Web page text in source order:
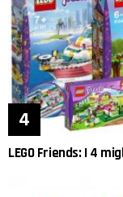
LEGO Friends: I 4